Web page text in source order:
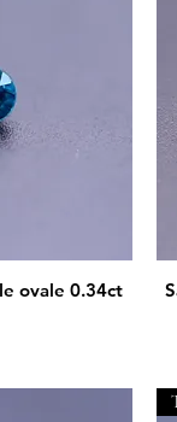
ovale 0.34ct